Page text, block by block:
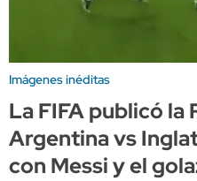
Imágenes inéditas
La FIFA publicó la
Argentina vs
con Messi y el